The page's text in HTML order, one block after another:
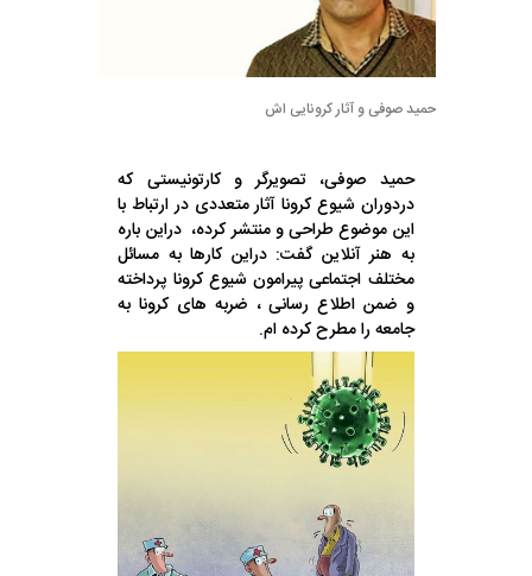
حمید صوفی و آثار کرونایی اش
حمید صوفی، تصویرگر و کارتونیستی که
دردوران شیوع کرونا آثار متعددی در ارتباط با
این موضوع طراحی و منتشر کرده، دراین باره
به هنر آنلاین گفت: دراین کارها به مسائل
مختلف اجتماعی پیرامون شیوع کرونا پرداخته
و ضمن اطلاع رسانی ، ضربه های کرونا به
جامعه را مطرح کرده ام.